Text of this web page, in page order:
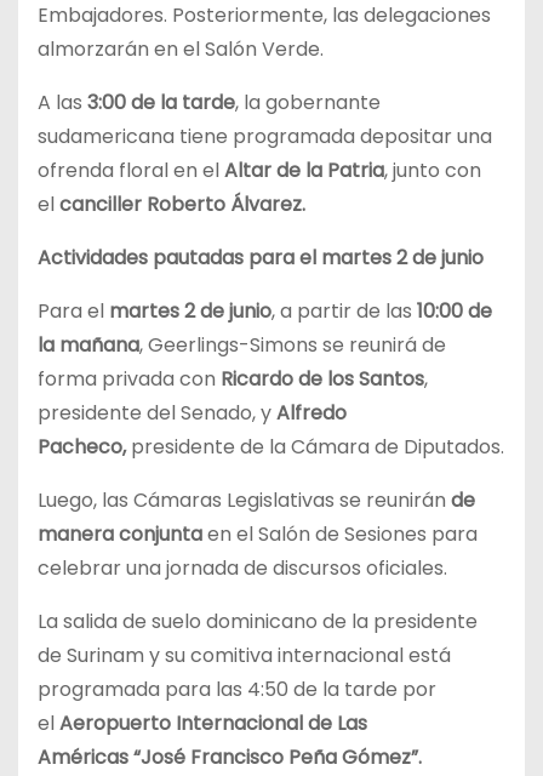
Embajadores. Posteriormente, las delegaciones
almorzarán en el Salón Verde.
A las 3:00 de la tarde, la gobernante
sudamericana tiene programada depositar una
ofrenda floral en elAltar de la Patria, junto con
elcanciller Roberto Álvarez.
Actividades pautadas para el martes 2 de junio
Para el martes 2 de junio, a partir de las 10:00 de
la mañana, Geerlings-Simons se reunirá de
forma privada con Ricardo de los Santos,
presidente del Senado, yAlfredo
Pacheco,presidente de la Cámara de Diputados.
Luego, las Cámaras Legislativas se reunirán de
manera conjuntaen el Salón de Sesiones para
celebrar una jornada de discursos oficiales.
La salida de suelo dominicano de la presidente
de Surinam y su comitiva internacional está
programada para las 4:50 de la tarde por
elAeropuerto Internacional de Las
Américas“José Francisco Peña Gómez”.